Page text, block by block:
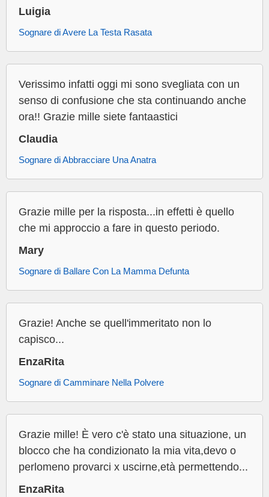
Luigia
Sognare di Avere La Testa Rasata
Verissimo infatti oggi mi sono svegliata con un
senso di confusione che sta continuando anche
ora!! Grazie mille siete fantaastici
Claudia
Sognare di Abbracciare Una Anatra
Grazie mille per la risposta...in effetti è quello
che mi approccio a fare in questo periodo.
Mary
Sognare di Ballare Con La Mamma Defunta
Grazie! Anche se quell'immeritato non lo
capisco...
EnzaRita
Sognare di Camminare Nella Polvere
Grazie mille! È vero c'è stato una situazione, un
blocco che ha condizionato la mia vita,devo o
perlomeno provarci x uscirne,età permettendo...
EnzaRita